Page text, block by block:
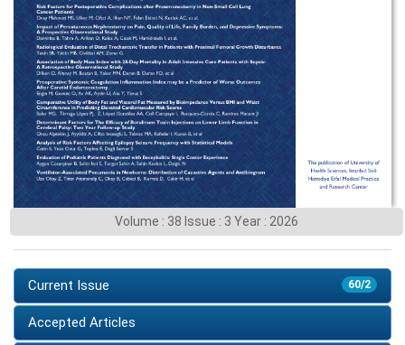
Volume : 38 Issue : 3 Year : 2026
60/2
Current Issue
Accepted Articles